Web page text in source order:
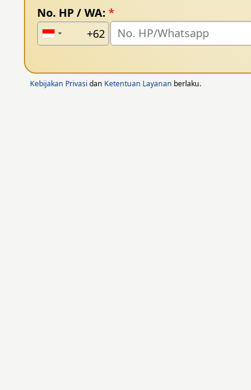
No. HP / WA: *
Kebijakan Privasidan Ketentuan Layanan berlaku.